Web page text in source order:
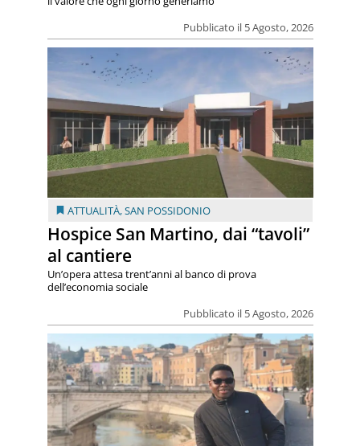
Pubblicato il 5 Agosto, 2026
ATTUALITÀ,SAN POSSIDONIO
Hospice San Martino, dai “tavoli”
al cantiere
Pubblicato il 5 Agosto, 2026
Un’opera attesa trent’anni al banco di prova
dell’economia sociale